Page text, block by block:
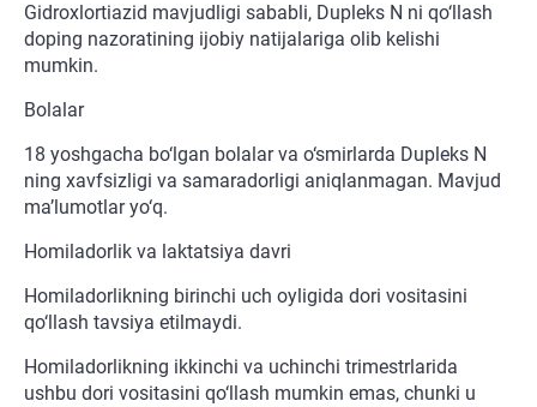
Gidroxlortiazid mavjudligi sababli, Dupleks N ni qo‘llash
doping nazoratining ijobiy natijalariga olib kelishi
mumkin.
Bolalar
18 yoshgacha bo‘lgan bolalar va o‘smirlarda Dupleks N
ning xavfsizligi va samaradorligi aniqlanmagan. Mavjud
ma’lumotlar yo‘q.
Homiladorlik va laktatsiya davri
Homiladorlikning birinchi uch oyligida dori vositasini
qo‘llash tavsiya etilmaydi.
Homiladorlikning ikkinchi va uchinchi trimestrlarida
ushbu dori vositasini qo‘llash mumkin emas, chunki u